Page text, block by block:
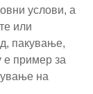
услови, а
или
пакување,
е пример за
на